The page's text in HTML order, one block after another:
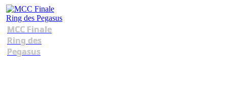
MCC Finale
Ring des
Pegasus